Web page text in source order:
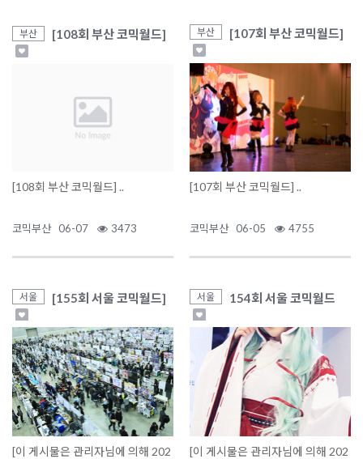
부산 [108회 부산 코믹월드]
[108회 부산 코믹월드] ..
코믹부산 06-07 3473
부산 [107회 부산 코믹월드]
[107회 부산 코믹월드] ..
코믹부산 06-05 4755
서울 [155회 서울 코믹월드]
[이 게시물은 관리자님에 의해 202
서울 154회 서울 코믹월드
[이 게시물은 관리자님에 의해 202